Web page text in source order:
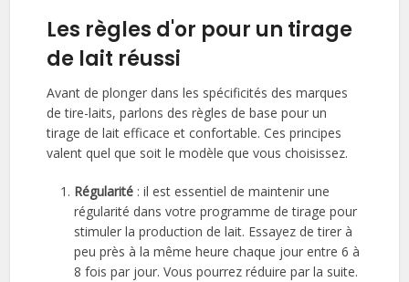
Les règles d'or pour un tirage
de lait réussi
Avant de plonger dans les spécificités des marques
de tire-laits, parlons des règles de base pour un
tirage de lait efficace et confortable. Ces principes
valent quel que soit le modèle que vous choisissez.
Régularité : il est essentiel de maintenir une
régularité dans votre programme de tirage pour
stimuler la production de lait. Essayez de tirer à
peu près à la même heure chaque jour entre 6 à
8 fois par jour. Vous pourrez réduire par la suite.